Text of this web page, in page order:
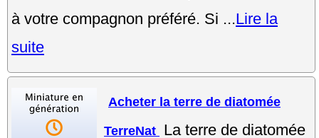
à votre compagnon préféré. Si ...Lire la
suite
Acheter la terre de diatomée
TerreNat La terre de diatomée